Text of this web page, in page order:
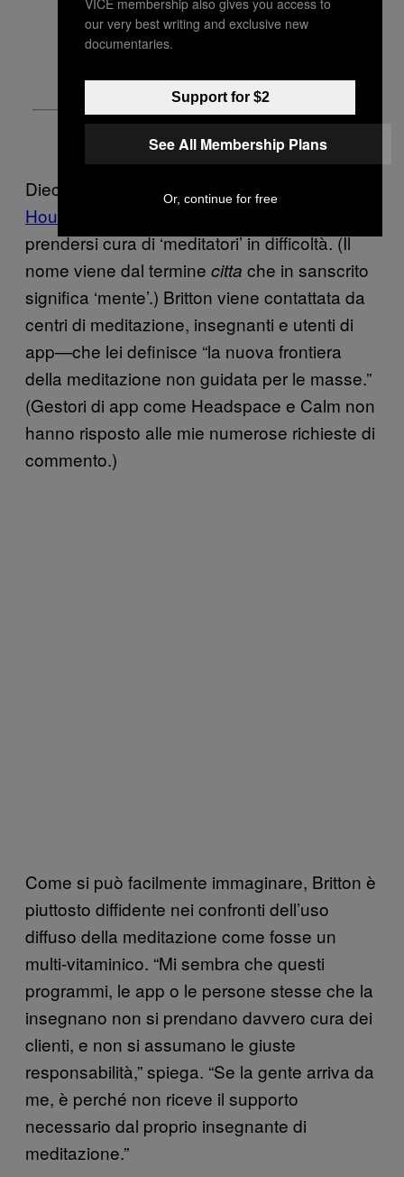
Dieci anni fa circa ha dato vita a
House
prendersi cura di ‘meditatori’ in difficoltà. (Il
nome viene dal termine citta che in sanscrito
significa ‘mente’.) Britton viene contattata da
centri di meditazione, insegnanti e utenti di
app—che lei definisce “la nuova frontiera
della meditazione non guidata per le masse.”
(Gestori di app come Headspace e Calm non
hanno risposto alle mie numerose richieste di
commento.)
Come si può facilmente immaginare, Britton è
piuttosto diffidente nei confronti dell’uso
diffuso della meditazione come fosse un
multi-vitaminico. “Mi sembra che questi
programmi, le app o le persone stesse che la
insegnano non si prendano davvero cura dei
clienti, e non si assumano le giuste
responsabilità,” spiega. “Se la gente arriva da
me, è perché non riceve il supporto
necessario dal proprio insegnante di
meditazione.”
our very best writing and exclusive new
documentaries.
Support for $2
See All Membership Plans
Or, continue for free